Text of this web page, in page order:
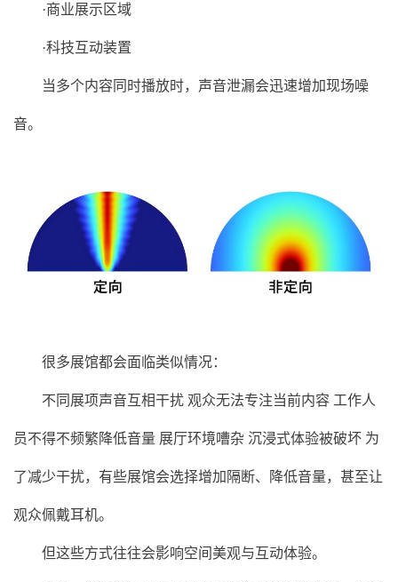
·商业展示区域
·科技互动装置
当多个内容同时播放时，声音泄漏会迅速增加现场噪
音。
很多展馆都会面临类似情况：
不同展项声音互相干扰 观众无法专注当前内容 工作人
员不得不频繁降低音量 展厅环境嘈杂 沉浸式体验被破坏 为
了减少干扰，有些展馆会选择增加隔断、降低音量，甚至让
观众佩戴耳机。
但这些方式往往会影响空间美观与互动体验。